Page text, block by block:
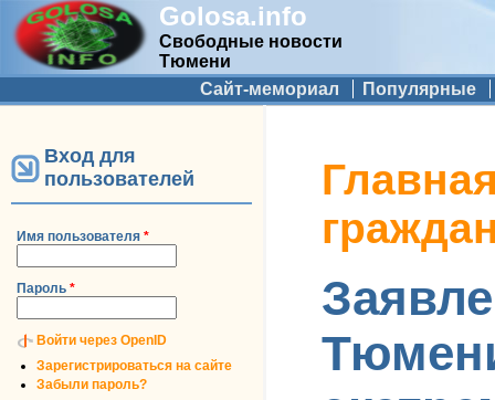
Golosa.info
Свободные новости
Тюмени
Дополнительное меню
Сайт-мемориал Популярные
Вход для
пользователей
Имя пользователя *
Пароль *
Войти через OpenID
Зарегистрироваться на сайте
Забыли пароль?
Вы здесь